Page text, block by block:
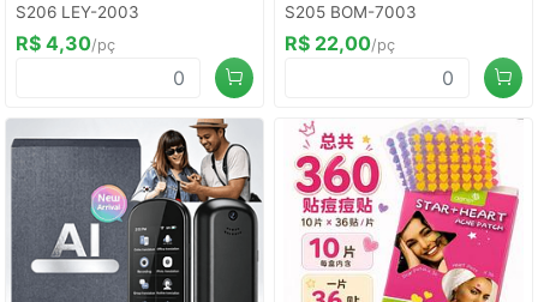
S206 LEY-2003
R$ 4,30/pç
S205 BOM-7003
R$ 22,00/pç